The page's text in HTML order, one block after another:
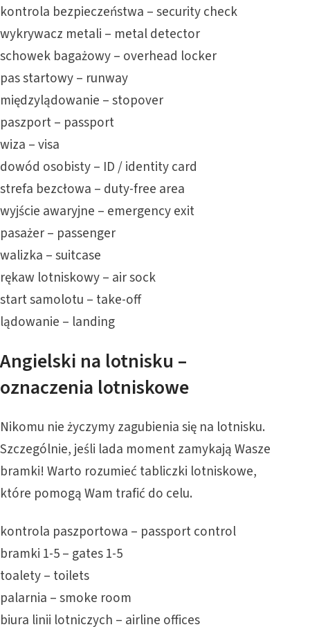
kontrola bezpieczeństwa – security check
wykrywacz metali – metal detector
schowek bagażowy – overhead locker
pas startowy – runway
międzylądowanie – stopover
paszport – passport
wiza – visa
dowód osobisty – ID / identity card
strefa bezcłowa – duty-free area
wyjście awaryjne – emergency exit
pasażer – passenger
walizka – suitcase
rękaw lotniskowy – air sock
start samolotu – take-off
lądowanie – landing
Angielski na lotnisku –
oznaczenia lotniskowe
Nikomu nie życzymy zagubienia się na lotnisku.
Szczególnie, jeśli lada moment zamykają Wasze
bramki! Warto rozumieć tabliczki lotniskowe,
które pomogą Wam trafić do celu.
kontrola paszportowa – passport control
bramki 1-5 – gates 1-5
toalety – toilets
palarnia – smoke room
biura linii lotniczych – airline offices